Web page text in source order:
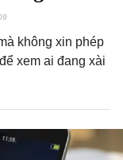
không xin phép
xem ai đang xài